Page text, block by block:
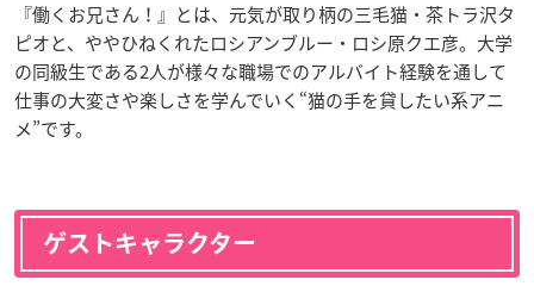
『働くお兄さん！』とは、元気が取り柄の三毛猫・茶トラ沢タ
ピオと、ややひねくれたロシアンブルー・ロシ原クエ彦。大学
の同級生である2人が様々な職場でのアルバイト経験を通して
仕事の大変さや楽しさを学んでいく“猫の手を貸したい系アニ
メ”です。
ゲストキャラクター